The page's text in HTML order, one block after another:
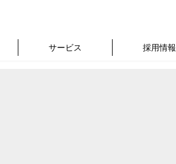
サービス 採用情報